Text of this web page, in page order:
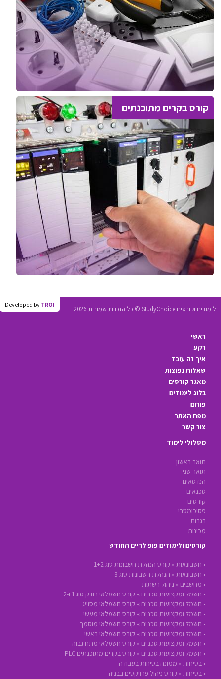
קורס בקרים מתוכנתים
Developed by TROI
לימודים וקורסים StudyChoice © כל הזכויות שמורות 2026
ראשי
רקע
איך זה עובד
שאלות נפוצות
מאגר קורסים
בלוג לימודים
פורום
מפת האתר
צור קשר
מסלולי לימוד
תואר ראשון
תואר שני
הנדסאים
טכנאים
קורסים
פסיכומטרי
בגרות
מכינות
קורסים ולימודים פופולריים החודש
• חשבונאות » קורס הנהלת חשבונות סוג 1+2
• חשבונאות » הנהלת חשבונות סוג 3
• מחשבים » ניהול רשתות
• חשמל ומקצועות טכניים » קורס חשמלאי בודק סוג 1 ו-2
• חשמל ומקצועות טכניים » קורס חשמלאי מסוייג
• חשמל ומקצועות טכניים » קורס חשמלאי מעשי
• חשמל ומקצועות טכניים » קורס חשמלאי מוסמך
• חשמל ומקצועות טכניים » קורס חשמלאי ראשי
• חשמל ומקצועות טכניים » קורס חשמלאי מתח גבוה
• חשמל ומקצועות טכניים » קורס בקרים מתוכנתים PLC
• בטיחות » ממונה בטיחות בעבודה
• בטיחות » קורס ניהול פרויקטים בבניה